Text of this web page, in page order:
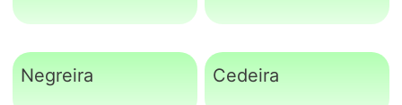
Negreira Cedeira